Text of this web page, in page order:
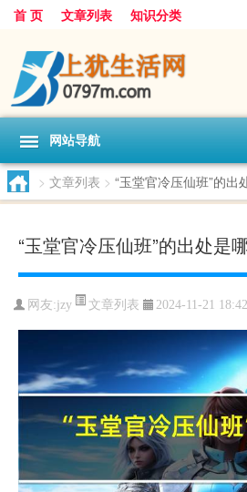
首 页 文章列表 知识分类
网站导航
> 文章列表 > “玉堂官冷压仙班”的出
“玉堂官冷压仙班”的出处是
网友:jzy 文章列表 2024-11-21